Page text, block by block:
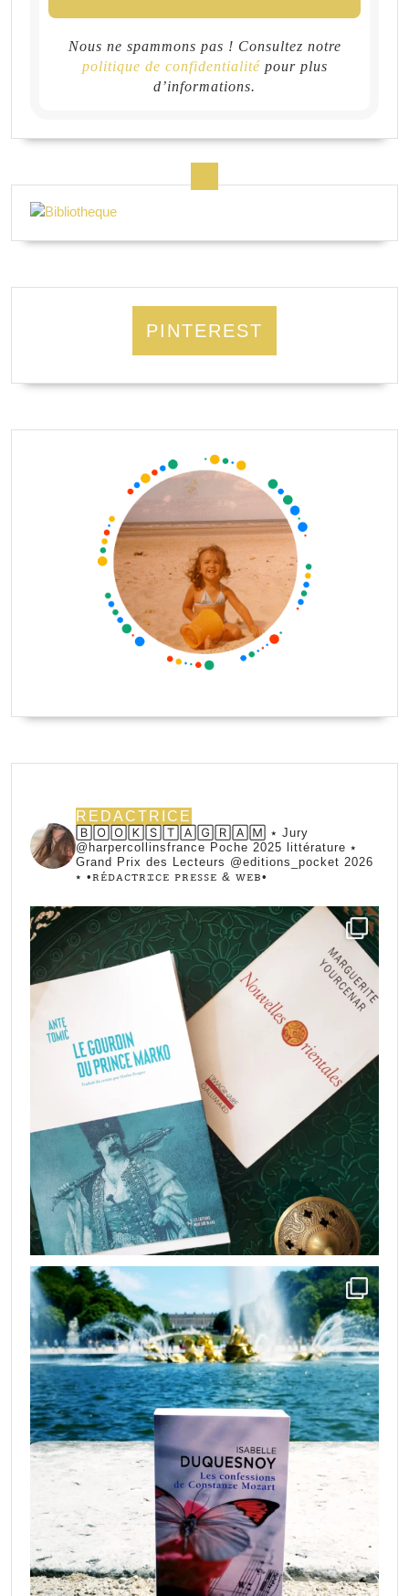
Nous ne spammons pas ! Consultez notre
politique de confidentialitépour plus
d’informations.
PINTEREST
REDACTRICE
🄱🄾🄾🄺🅂🅃🄰🄶🅁🄰🄼 ⭑ Jury
@harpercollinsfrance Poche 2025 littérature ⭑
Grand Prix des Lecteurs @editions_pocket 2026
⭑ •ꭱꭼ́ꭰꭺꮯꭲꭱꮖꮯꭼ ꮲꭱꭼꮪꮪꭼ & ꮃꭼᏼ•